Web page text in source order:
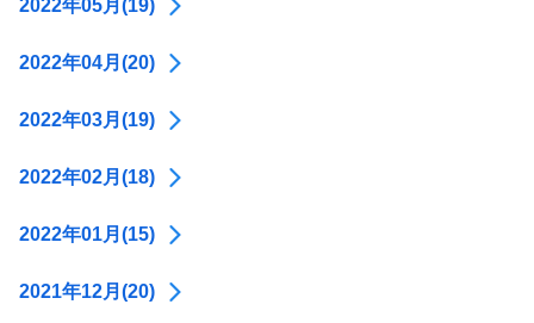
2022年05月(19)
2022年04月(20)
2022年03月(19)
2022年02月(18)
2022年01月(15)
2021年12月(20)